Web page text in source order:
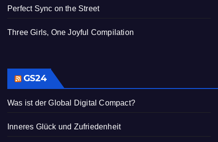
Perfect Sync on the Street
Three Girls, One Joyful Compilation
GS24
Was ist der Global Digital Compact?
Inneres Glück und Zufriedenheit